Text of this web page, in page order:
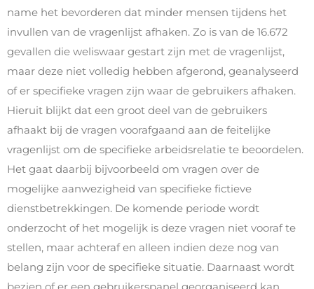
name het bevorderen dat minder mensen tijdens het
invullen van de vragenlijst afhaken. Zo is van de 16.672
gevallen die weliswaar gestart zijn met de vragenlijst,
maar deze niet volledig hebben afgerond, geanalyseerd
of er specifieke vragen zijn waar de gebruikers afhaken.
Hieruit blijkt dat een groot deel van de gebruikers
afhaakt bij de vragen voorafgaand aan de feitelijke
vragenlijst om de specifieke arbeidsrelatie te beoordelen.
Het gaat daarbij bijvoorbeeld om vragen over de
mogelijke aanwezigheid van specifieke fictieve
dienstbetrekkingen. De komende periode wordt
onderzocht of het mogelijk is deze vragen niet vooraf te
stellen, maar achteraf en alleen indien deze nog van
belang zijn voor de specifieke situatie. Daarnaast wordt